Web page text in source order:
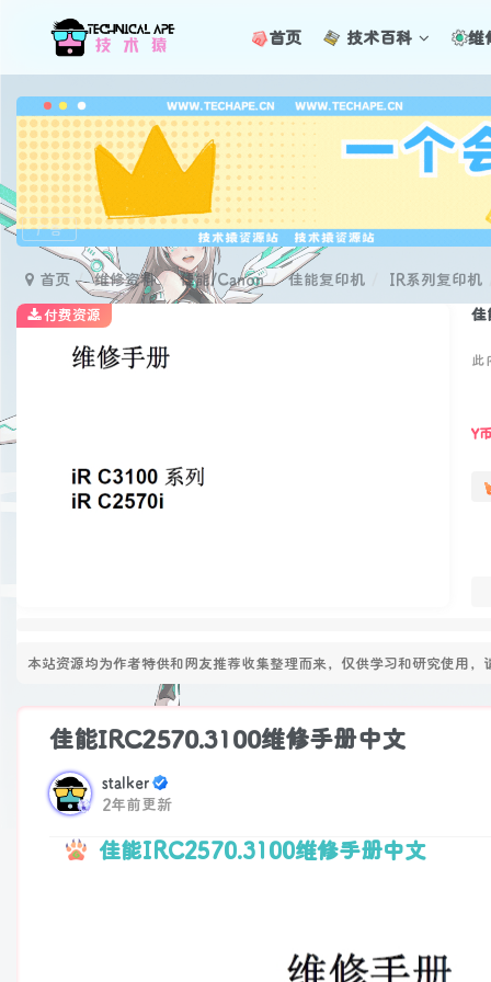
首页 技术百科 维
广告
首页 维修资料 佳能/Canon 佳能复印机
IR系列复印机
佳
此
Y
本站资源均为作者特供和网友推荐收集整理而来，仅供学习和研究使用
付费资源
佳能IRC2570.3100维修手册中文
stalker
2年前更新
佳能IRC2570.3100维修手册中文